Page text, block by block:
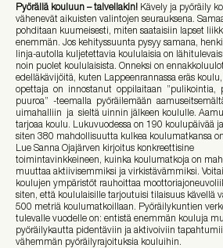
Pyörällä kouluun – talvellakin! Kävely ja pyöräily
vähenevät aikuisten valintojen seurauksena.
pohditaan kuumeisesti, miten saataisiin lapset
enemmän. Jos kehityssuunta pysyy samana,
linja-autolla kuljetettavia koululaisia on
noin puolet koululaisista. Onneksi on
edelläkävijöitä, kuten Lappeenrannassa eräs
opettaja on innostanut oppilaitaan ”pulikointia,
puuroa” -teemalla pyöräilemään
uimahalliin ja sieltä uinnin jälkeen koululle.
tarjoaa koulu. Lukuvuodessa on 190 koulupäivää
siten 380 mahdollisuutta kulkea koulumatkansa
Lue Sanna Ojajärven kirjoitus konkreettisine
toimintavinkkeineen, kuinka koulumatkoja on
muuttaa aktiivisemmiksi ja virkistävämmiksi.
koulujen ympäristöt rauhoittaa
siten, että koululaisille tarjoutuisi tilaisuus kävellä
500 metriä koulumatkoillaan. Pyöräilykuntien
tulevalle vuodelle on: entistä enemmän kouluja
pyöräilykautta pidentäviin ja aktivoiviin
vähemmän pyöräilyrajoituksia kouluihin.